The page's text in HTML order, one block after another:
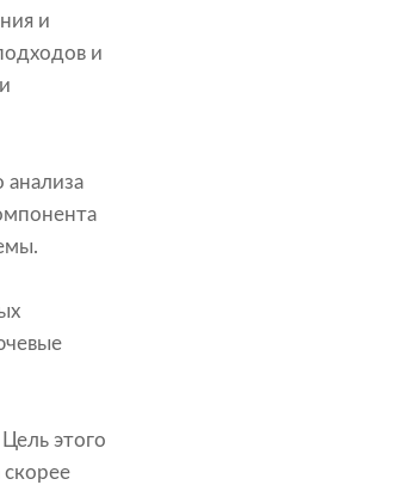
и
и
анализа
этого